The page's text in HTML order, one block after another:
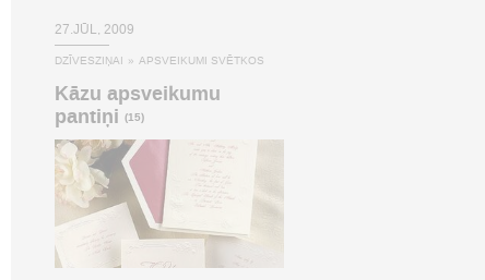
27.JŪL, 2009
DZĪVESZIŅAI » APSVEIKUMI SVĒTKOS
Kāzu apsveikumu
pantiņi (15)